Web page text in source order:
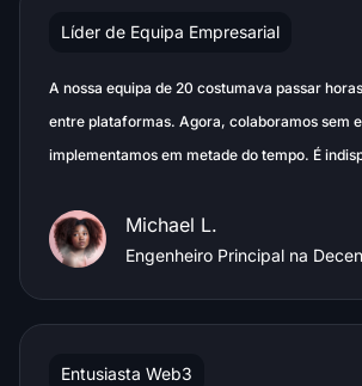
Líder de Equipa Empresarial
A nossa equipa de 20 costumava passar
entre plataformas. Agora, colaboramos sem
implementamos em metade do tempo. É
Michael L.
Engenheiro Principal na
Entusiasta Web3